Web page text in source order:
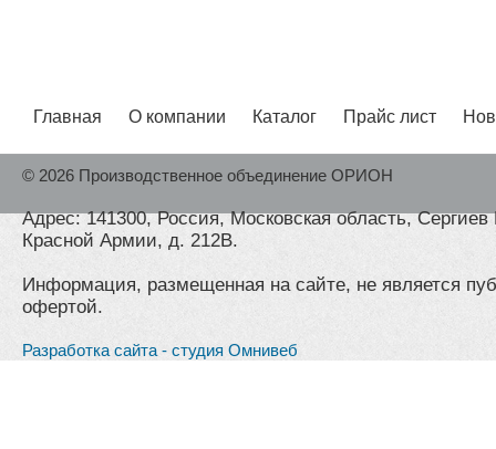
Главная О компании Каталог Прайс лист
© 2026 Производственное объединение ОРИОН
Адрес: 141300, Россия, Московская область,
Красной Армии, д. 212В.
Информация, размещенная на сайте, не является
офертой.
Разработка сайта - студия Омнивеб